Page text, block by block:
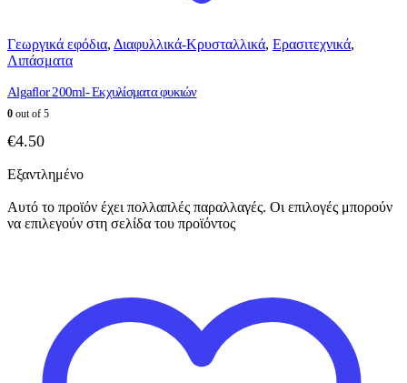
Γεωργικά εφόδια, Διαφυλλικά-Κρυσταλλικά, Ερασιτεχνικά,
Λιπάσματα
Algaflor 200ml- Εκχυλίσματα φυκιών
0 out of 5
€4.50
Εξαντλημένο
Αυτό το προϊόν έχει πολλαπλές παραλλαγές. Οι επιλογές μπορούν
να επιλεγούν στη σελίδα του προϊόντος